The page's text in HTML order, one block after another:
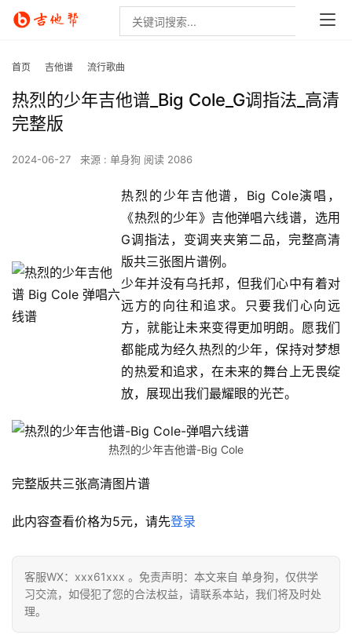
首页 吉他谱 流行歌曲
热烈的少年吉他谱_Big Cole_G调指法_高清
完整版
2024-06-27 来源 : 单身狗 阅读 2086
热烈的少年吉他谱，Big Cole演唱，
《热烈的少年》吉他弹唱六线谱，选用
G调指法，变调夹夹第二品，完整高清
版共三张图片谱例。
少年并没有乌托邦，但我们心中有着对
远方的向往和追求。只要我们心向远
方，就能让未来变得更加明朗。愿我们
都能成为经久热烈的少年，保持对梦想
的热爱和追求，在未来的舞台上无畏绽
放，展现出我们最耀眼的光芒。
热烈的少年吉他谱-Big Cole
完整版共三张高清图片谱
此内容查看价格为5元，请先登录
客服WX：xxx61xxx 。免责声明：本文来自 单身狗，仅供学
习交流，如侵犯了您的合法权益，请联系本站，我们将及时处
理。